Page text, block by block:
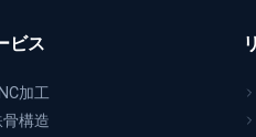
ビス
加工
骨構造